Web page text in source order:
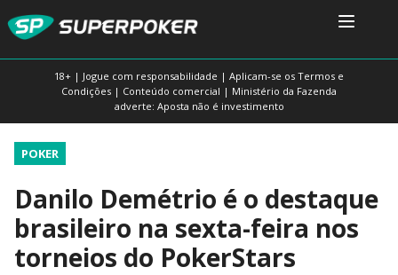
18+ | Jogue com responsabilidade | Aplicam-se os Termos e
Condições | Conteúdo comercial | Ministério da Fazenda
adverte: Aposta não é investimento
POKER
Danilo Demétrio é o destaque
brasileiro na sexta-feira nos
torneios do PokerStars